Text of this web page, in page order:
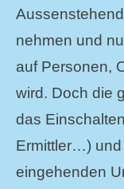
nehmen und
auf Personen,
wird. Doch die
das
Ermittler…)
eingehenden